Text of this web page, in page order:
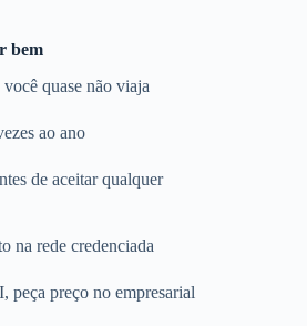
bem
quase não viaja
ao ano
de aceitar qualquer
na rede credenciada
peça preço no empresarial